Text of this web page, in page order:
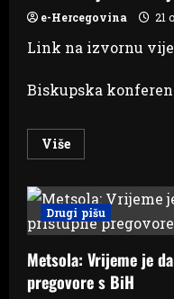
Marina
Primorca
e-Hercegovina 21
Link na izvornu
Biskupska
VišeRead
more
konferencija
zasjedala
u
Mostaru:
je
sve
manje
Drugi pišu
Metsola: Vrijeme je
pregovore s BiH